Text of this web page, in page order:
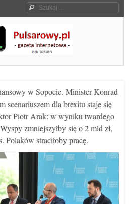
Szukaj
w Sopocie. Minister Konrad
scenariuszem dla brexitu staje się
Piotr Arak: w wyniku twardego
zmniejszyłby się o 2 mld zł,
Polaków straciłoby pracę.